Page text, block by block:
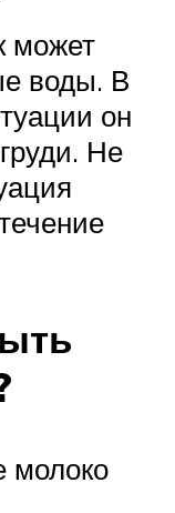
может
воды. В
он
Не
молоко